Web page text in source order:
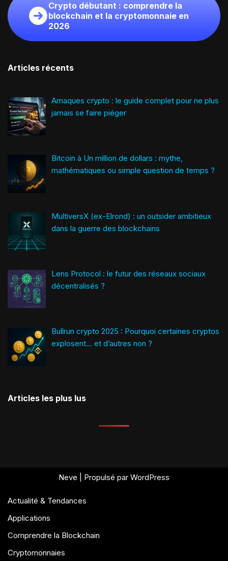
Crypto débutant : comprendre la
blockchain et la cryptomonnaie en
2026
Articles récents
Arnaques crypto : le guide complet pour ne plus
jamais se faire piéger
Bitcoin à Un million de dollars : mythe,
mathématiques ou simple question de temps ?
MultiversX (ex-Elrond) : un outsider ambitieux
dans la guerre des blockchains
Lens Protocol : le futur des réseaux sociaux
décentralisés ?
Bullrun crypto 2025 : Pourquoi certaines cryptos
explosent… et d’autres non ?
Articles les plus lus
Neve | Propulsé par WordPress
Actualité & Tendances
Applications
Comprendre la Blockchain
Cryptomonnaies